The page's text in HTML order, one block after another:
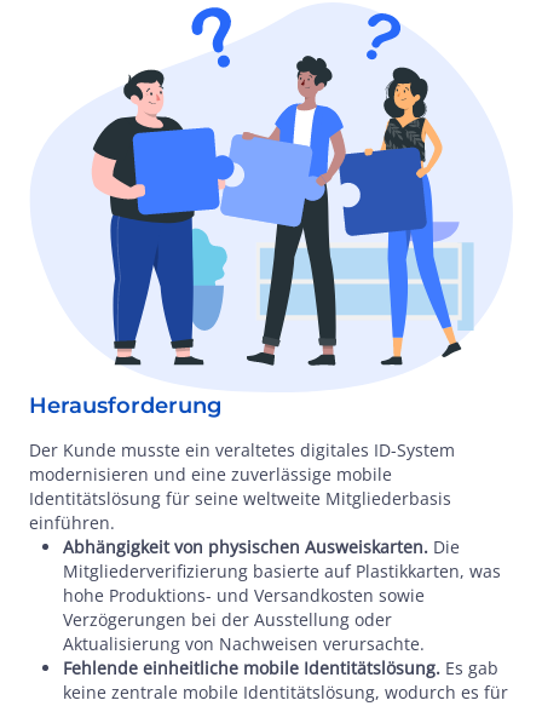
Herausforderung
Der Kunde musste ein veraltetes digitales ID-System
modernisieren und eine zuverlässige mobile
Identitätslösung für seine weltweite Mitgliederbasis
einführen.
Abhängigkeit von physischen Ausweiskarten. Die
Mitgliederverifizierung basierte auf Plastikkarten, was
hohe Produktions- und Versandkosten sowie
Verzögerungen bei der Ausstellung oder
Aktualisierung von Nachweisen verursachte.
Fehlende einheitliche mobile Identitätslösung. Es gab
keine zentrale mobile Identitätslösung, wodurch es für